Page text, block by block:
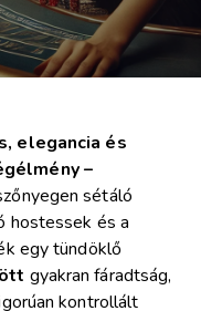
elegancia és
–
sétáló
hostessek és a
egy tündöklő
gyakran fáradtság,
kontrollált